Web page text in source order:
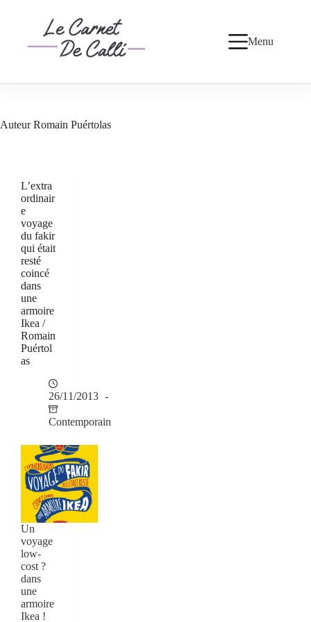
Menu
AuteurRomain Puértolas
L’extra
ordinair
e
voyage
du fakir
qui était
resté
coincé
dans
une
armoire
Ikea /
Romain
Puértol
as
26/11/2013
Contemporain
Un
voyage
low-
cost ?
dans
une
armoire
Ikea !